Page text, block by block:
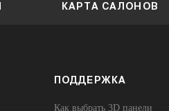
КАРТА САЛОНОВ
ПОДДЕРЖКА
Как выбрать 3D панели